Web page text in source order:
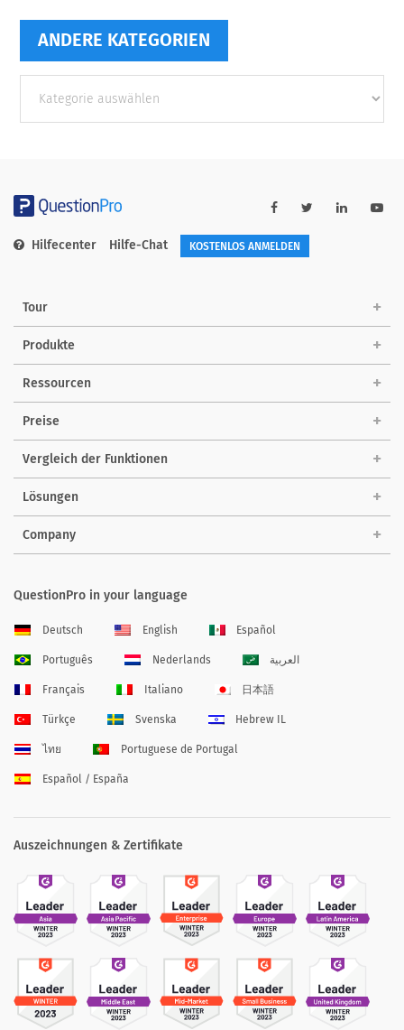
ANDERE KATEGORIEN
Kategorien
Hilfecenter Hilfe-Chat KOSTENLOS ANMELDEN
Tour
Produkte
Ressourcen
Preise
Vergleich der Funktionen
Lösungen
Company
QuestionPro in your language
Deutsch English Español
Português Nederlands العربية
Français Italiano 日本語
Türkçe Svenska Hebrew IL
ไทย Portuguese de Portugal
Español / España
Auszeichnungen & Zertifikate